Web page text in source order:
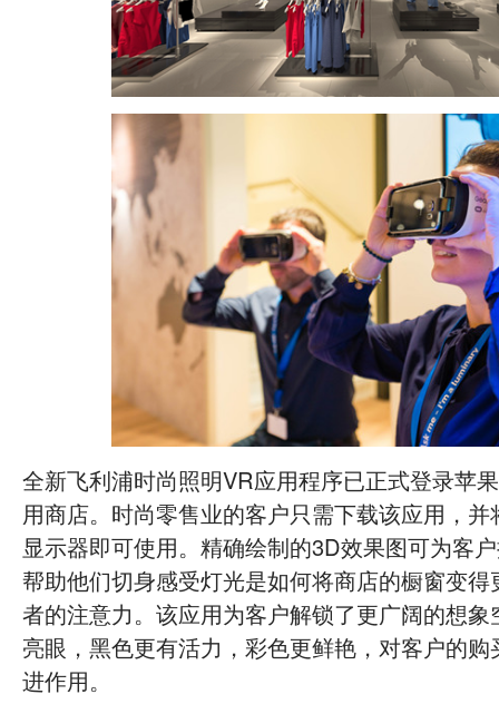
全新飞利浦时尚照明VR应用程序已正式登录苹
用商店。时尚零售业的客户只需下载该应用，
显示器即可使用。精确绘制的3D效果图可为客
帮助他们切身感受灯光是如何将商店的橱窗变
者的注意力。该应用为客户解锁了更广阔的想
亮眼，黑色更有活力，彩色更鲜艳，对客户的
进作用。